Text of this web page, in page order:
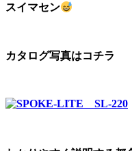
スイマセン
カタログ写真はコチラ